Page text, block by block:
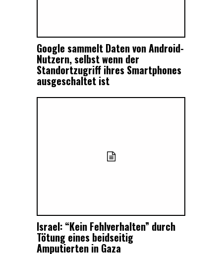
Google sammelt Daten von Android-
Nutzern, selbst wenn der
Standortzugriff ihres Smartphones
ausgeschaltet ist
Israel: “Kein Fehlverhalten” durch
Tötung eines beidseitig
Amputierten in Gaza